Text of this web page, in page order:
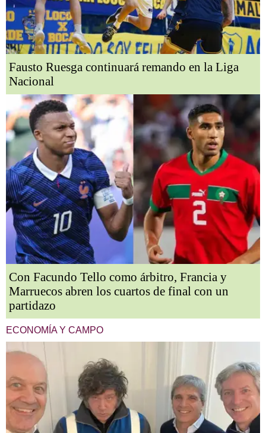
Fausto Ruesga continuará remando en la Liga
Nacional
Con Facundo Tello como árbitro, Francia y
Marruecos abren los cuartos de final con un
partidazo
ECONOMÍA Y CAMPO